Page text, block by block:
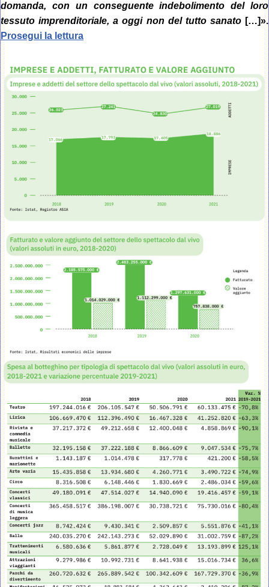
domanda, con un conseguente indebolimento del loro
tessuto imprenditoriale, a oggi non del tutto sanato […]».
Prosegui la lettura